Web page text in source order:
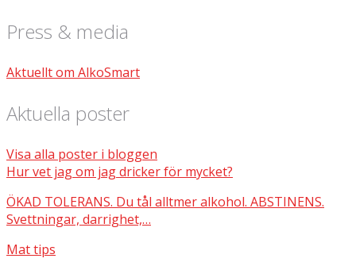
Press & media
Aktuellt om AlkoSmart
Aktuella poster
Visa alla poster i bloggen
Hur vet jag om jag dricker för mycket?
ÖKAD TOLERANS. Du tål alltmer alkohol. ABSTINENS.
Svettningar, darrighet,…
Mat tips